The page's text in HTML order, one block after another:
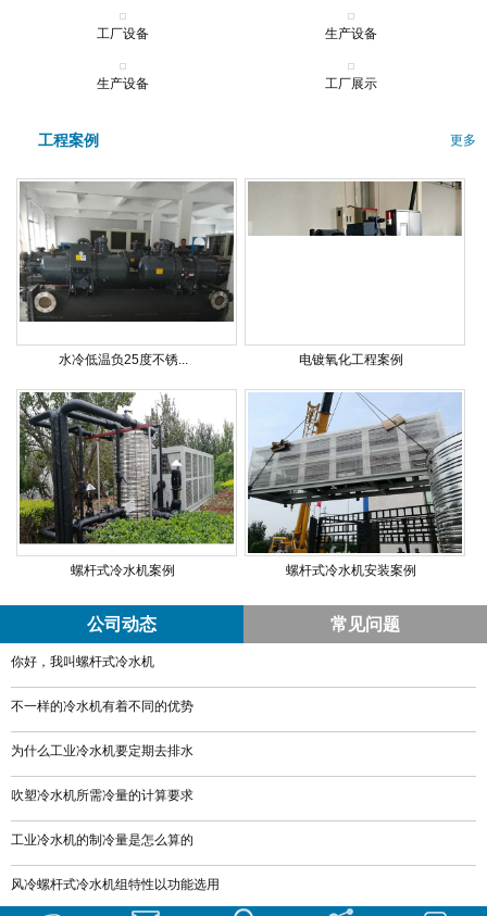
工厂设备 生产设备
生产设备 工厂展示
更多
工程案例
水冷低温负25度不锈... 电镀氧化工程案例
螺杆式冷水机案例 螺杆式冷水机安装案例
公司动态 常见问题
你好，我叫螺杆式冷水机
不一样的冷水机有着不同的优势
为什么工业冷水机要定期去排水
​吹塑冷水机所需冷量的计算要求
工业冷水机的制冷量是怎么算的
​风冷螺杆式冷水机组特性以功能选用